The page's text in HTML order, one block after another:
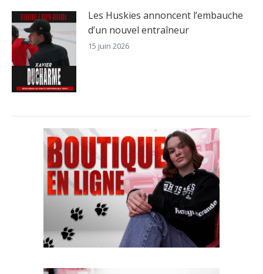
Les Huskies annoncent l’embauche
d’un nouvel entraîneur
15 juin 2026